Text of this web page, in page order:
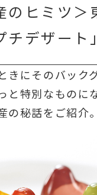
のヒミツ＞
チデザート」
きにそのバック
と特別なものに
の秘話をご紹介。